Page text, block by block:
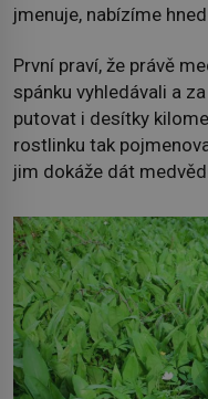
jmenuje, nabízíme
První praví, že právě
spánku vyhledávali a
putovat i desítky
rostlinku tak
jim dokáže dát